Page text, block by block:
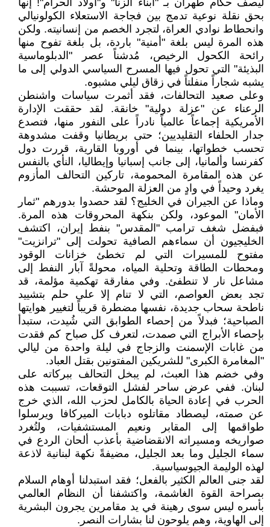
ليصف حكام طهران بـ "أبناء الزنا" و"أولاد الحرام"! إنها
بحق نقلة نوعية تدمج بين فجاجة الاستعلاء الكولونيالي
وانحطاط نوادي العراة، لتجرد الخصم من إنسانيته. ولكن
هذه المرة ليس بلغة "أمنية" باردة، بل بلغة تفوح منها
رائحة الكحول الرخيص، مُدشناً عصر "الدبلوماسية
البذيئة" التي تحول فيها المسرح السياسي الدولي إلى ما
يشبه شجاراً منفلتاً في زقاق ليلي مشبوه.
​وعلى صعيد التحالفات، فقد أثمرت سياسات واشنطن
الرعناء عن "عزلة دولية" خانقة. لقد حققت الإدارة
الأمريكية إجماعاً عالمياً نادراً على النفور منها، فتصدع
جدار الحلفاء التقليديين؛ حتى بريطانيا وقفت مشدوهة
تحسب خطواتها، بينما في أوروبا القارية، قررت دول
كفرنسا وألمانيا، إلى جانب إسبانيا وإيطاليا، النأي بالنفس
عن هذه المقامرة المحمومة، تاركين التحالف المأزوم
يغرد وحيداً في وادٍ من العزلة الموحشة.
​وماذا عن الجيران في الخليج؟ لقد حصدوا بدورهم "ثمار
الأمان" الموعود، ولكن بنكهة المحروقات هذه المرة.
فبفضل شغف ترامب "المقدس" بنفط إيران، اكتشف
الخليجيون أن سماءهم الصافية تحولت إلى "ترانزيت"
مفتوح للمسيرات التي لم تخطئ خزانات الوقود
ومحطات الطاقة وتحلية المياه، محولةً آبار النفط إلى
مشاعل نار لا تنطفئ. وفي مفارقة تهكمية مؤلمة، قد
تجد بعض العواصم، التي لا تنام إلا على حلم بتشييد
ناطحة سحاب جديدة، نفسها مضطرة قريباً لتغيير هوايتها
الصباحية؛ فبدلاً من إحصاء الطوابق التي شُيدت، ستبدأ
بإحصاء الأبراج التي صمدت، لتعرف كل صباح كم فقدت
من غابات الإسمنت والزجاج في ليلة واحدة من ليالي
"المغامرة الكبرى" للشريكين المفتونين بقتل العباد.
​وفي خضم هذا العبث، لم يبخل التحالف ببركاته على
لبنان. ففي عرض ساحر لفشل التوقعات، تسببت هذه
الحرب في إعادة الحياة بالكامل لحزب الله، الذي خرج
عن صمته، ليصطاد مقاتلوه دبابات الميركافا ويرسلوا
طواقمها إلى المقابر ونعيم المستشفيات، ولتُغرد
صواريخه ومسيراته الانقضاضية بأعذب ألحان الردع في
سماء الجليل وما بعد الجليل، مضيفةً نكهة لبنانية لاذعة
لهذه الوليمة الجيوسياسية.
​لقد جنى العالم الكثير بالفعل؛ فقد استبدلنا أوهام السلام
بصراحة القوة الغاشمة، واكتشفنا أن النظام العالمي
بأسره ليس سوى رهينة في يد مقامرين يجرون البشرية
إلى الهاوية، وهم يلوحون لنا بشارات النصر.